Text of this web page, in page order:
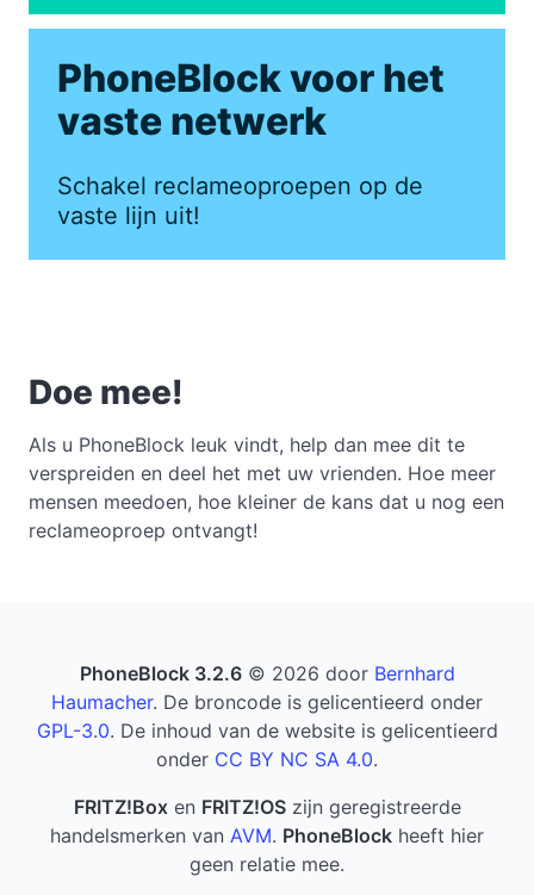
PhoneBlock voor het
vaste netwerk
Schakel reclameoproepen op de
vaste lijn uit!
Doe mee!
Als u PhoneBlock leuk vindt, help dan mee dit te
verspreiden en deel het met uw vrienden. Hoe meer
mensen meedoen, hoe kleiner de kans dat u nog een
reclameoproep ontvangt!
PhoneBlock 3.2.6© 2026 door Bernhard
Haumacher. De broncode is gelicentieerd onder
GPL-3.0. De inhoud van de website is gelicentieerd
onder CC BY NC SA 4.0.
FRITZ!Boxen FRITZ!OSzijn geregistreerde
handelsmerken van AVM. PhoneBlock heeft hier
geen relatie mee.